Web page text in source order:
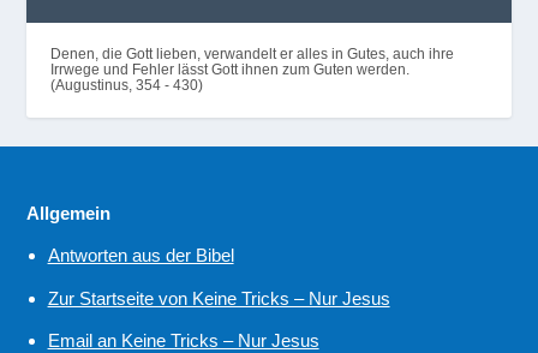
Denen, die Gott lieben, verwandelt er alles in Gutes, auch ihre
Irrwege und Fehler lässt Gott ihnen zum Guten werden.
(Augustinus, 354 - 430)
Allgemein
Antworten aus der Bibel
Zur Startseite von Keine Tricks – Nur Jesus
Email an Keine Tricks – Nur Jesus